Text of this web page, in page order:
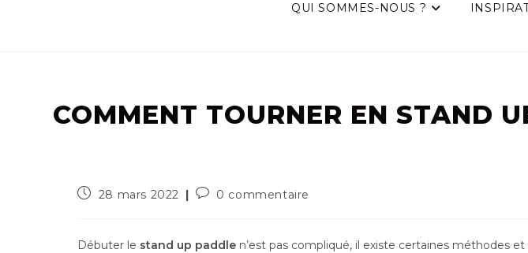
QUI SOMMES-NOUS ?
COMMENT TOURNER EN STAND
Publication
28 mars 2022
Commentaires
publication :
0 commentaire
Débuter le stand up paddle n’est pas compliqué, il existe certaines méthodes